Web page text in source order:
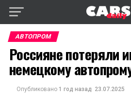
АВТОПРОМ
Россияне потеряли
немецкому
Опубликовано 1 год назад 23.07.2025